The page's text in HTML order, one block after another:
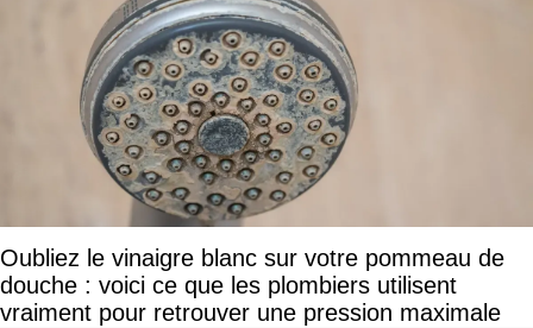
Oubliez le vinaigre blanc sur votre pommeau de
douche : voici ce que les plombiers utilisent
vraiment pour retrouver une pression maximale